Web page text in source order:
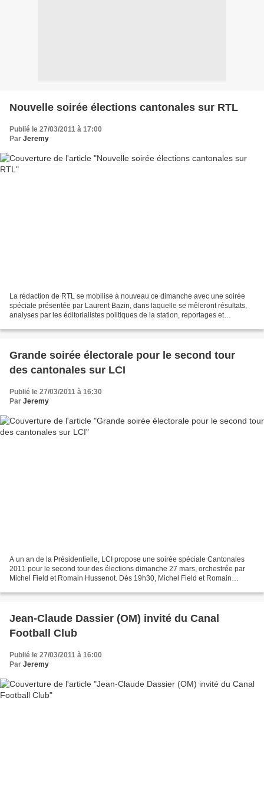
Nouvelle soirée élections cantonales sur RTL
Publié le 27/03/2011 à 17:00
Par Jeremy
La rédaction de RTL se mobilise à nouveau ce dimanche avec une soirée
spéciale présentée par Laurent Bazin, dans laquelle se mêleront résultats,
analyses par les éditorialistes politiques de la station, reportages et
Grande soirée électorale pour le second tour
des cantonales sur LCI
Publié le 27/03/2011 à 16:30
Par Jeremy
A un an de la Présidentielle, LCI propose une soirée spéciale Cantonales
2011 pour le second tour des élections dimanche 27 mars, orchestrée par
Michel Field et Romain Hussenot. Dès 19h30, Michel Field et Romain
Jean-Claude Dassier (OM) invité du Canal
Football Club
Publié le 27/03/2011 à 16:00
Par Jeremy